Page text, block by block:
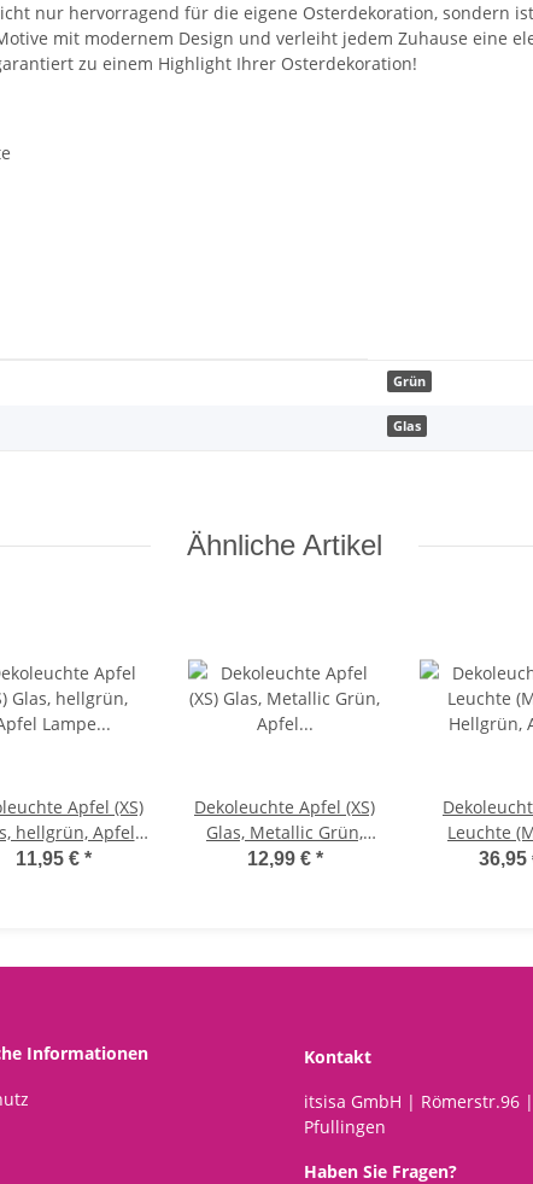
nur hervorragend für die eigene Osterdekoration, sondern
mit modernem Design und verleiht jedem Zuhause eine
zu einem Highlight Ihrer Osterdekoration!
Grün
Glas
Ähnliche Artikel
Apfel (XS)
hellgrün, Apfel
Lampe mit LED
11,95 € *
Dekoleuchte Apfel (XS)
Glas, Metallic Grün,
Apfel Lampe mit 10 LED
12,99 € *
Leuchte
Hellgrün, Apfel Lampe36,95
Informationen
Kontakt
itsisa GmbH | Römerstr.96
Pfullingen
Haben Sie Fragen?